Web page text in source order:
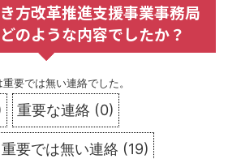
方改革推進支援事業事務局
のような内容でしたか？
要では無い連絡でした。
重要な連絡 (0)
重要では無い連絡 (19)